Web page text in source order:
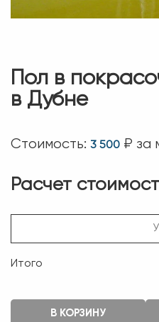
Пол в
в Дубне
Стоимость: 3 500 ₽ за
Расчет
Итого
В КОРЗИНУ